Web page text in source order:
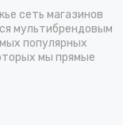
сеть магазинов
мультибрендовым
популярных
мы прямые